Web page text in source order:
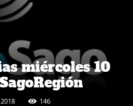
miércoles 10
146